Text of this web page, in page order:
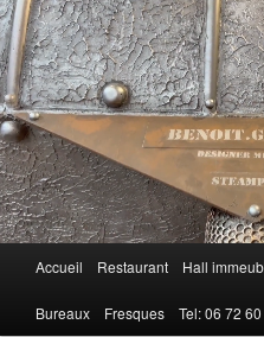
principal
Accueil Restaurant Hall
Bureaux Fresques Tel: 06 72